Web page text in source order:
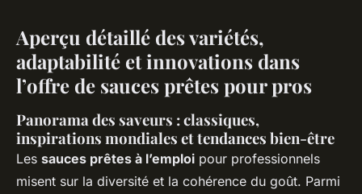
Aperçu détaillé des variétés,
adaptabilité et innovations dans
l’offre de sauces prêtes pour pros
Panorama des saveurs : classiques,
inspirations mondiales et tendances bien-être
Les sauces prêtes à l’emploi pour professionnels
misent sur la diversité et la cohérence du goût. Parmi